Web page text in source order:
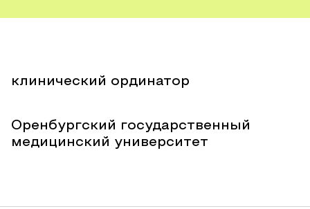
клинический ординатор
Оренбургский государственный
медицинский университет